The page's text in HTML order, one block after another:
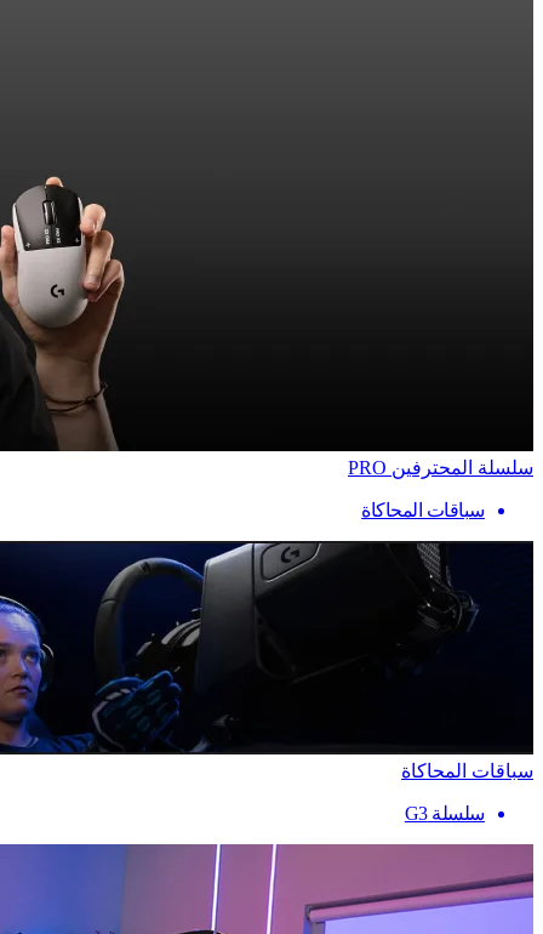
سلسلة المحترفين PRO
سباقات المحاكاة
سباقات المحاكاة
سلسلة G3